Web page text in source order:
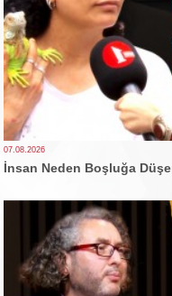
07.08.2026
İnsan Neden Boşluğa